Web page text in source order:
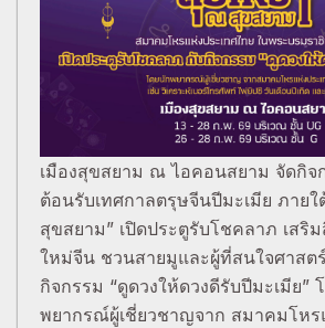
เมืองสุขสยาม ณ ไอคอนสยาม จัดกิจ
ต้อนรับเทศกาลตรุษจีนปีมะเมีย ภาย
สุขสยาม” เปิดประตูรับโชคลาภ เสริ
ใหม่จีน ชวนสายมูและผู้ที่สนใจศาสต
กิจกรรม “ดูดวงให้ดวงดีรับปีมะเมีย”
พยากรณ์ผู้เชี่ยวชาญจาก สมาคมโหร